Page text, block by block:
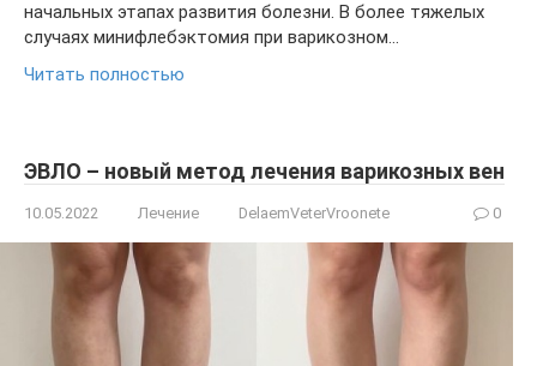
начальных этапах развития болезни. В более тяжелых
случаях минифлебэктомия при варикозном…
Читать полностью
ЭВЛО – новый метод лечения варикозных вен
10.05.2022 Лечение DelaemVeterVroonete 0